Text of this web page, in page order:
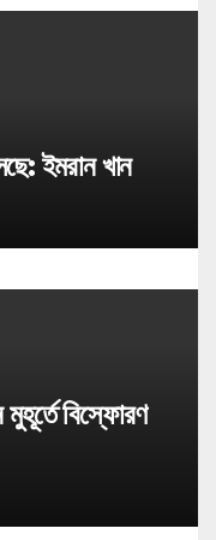
ইমরান খান
মুহূর্তে বিস্ফোরণ